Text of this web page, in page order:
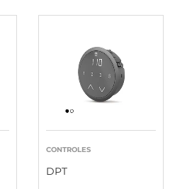
CONTROLES
DPT